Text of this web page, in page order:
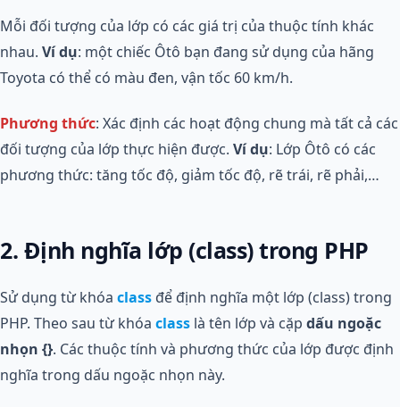
Mỗi đối tượng của lớp có các giá trị của thuộc tính khác
nhau. Ví dụ: một chiếc Ôtô bạn đang sử dụng của hãng
Toyota có thể có màu đen, vận tốc 60 km/h.
Phương thức: Xác định các hoạt động chung mà tất cả các
đối tượng của lớp thực hiện được. Ví dụ: Lớp Ôtô có các
phương thức: tăng tốc độ, giảm tốc độ, rẽ trái, rẽ phải,…
2. Định nghĩa lớp (class) trong PHP
Sử dụng từ khóa class để định nghĩa một lớp (class) trong
PHP. Theo sau từ khóa class là tên lớp và cặp dấu ngoặc
nhọn {}. Các thuộc tính và phương thức của lớp được định
nghĩa trong dấu ngoặc nhọn này.